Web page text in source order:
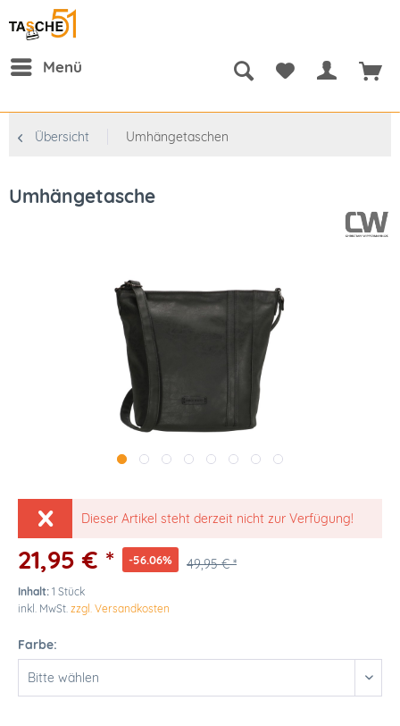
Menü
Übersicht Umhängetaschen
Umhängetasche
Dieser Artikel steht derzeit nicht zur Verfügung!
21,95 € * -56.06% 49,95 € *
Inhalt: 1 Stück
inkl. MwSt. zzgl. Versandkosten
Farbe: